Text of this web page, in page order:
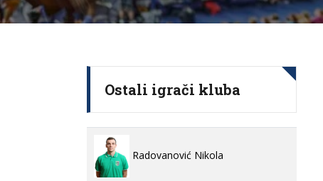
Ostali igrači kluba
Radovanović Nikola